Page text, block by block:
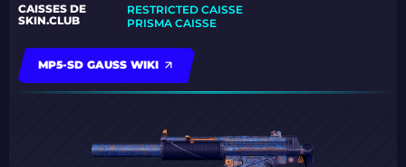
CAISSES DE
SKIN.CLUB
RESTRICTED CAISSE
PRISMA CAISSE
MP5-SD GAUSS WIKI